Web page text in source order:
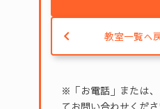
教室一覧へ
※「お電話」または